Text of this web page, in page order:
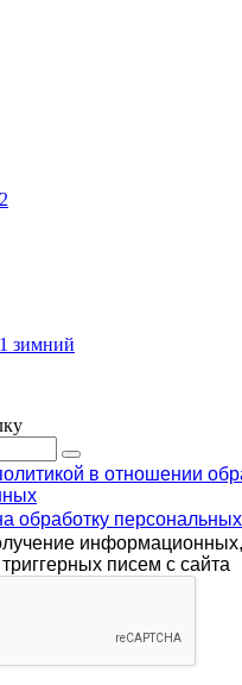
зимний
в отношении
обработку
информационных,
писем с сайта